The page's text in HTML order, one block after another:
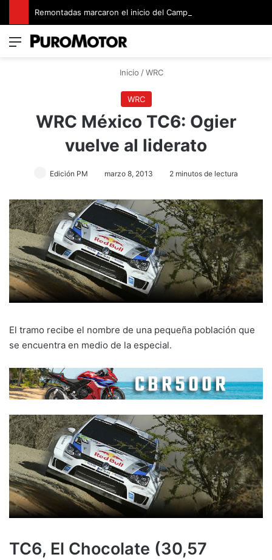
Menú
Inicio / WRC
WRC
WRC México TC6: Ogier
vuelve al liderato
Edición PM marzo 8, 2013 2 minutos de lectura
El tramo recibe el nombre de una pequeña población que
se encuentra en medio de la especial.
TC6, El Chocolate (30,57